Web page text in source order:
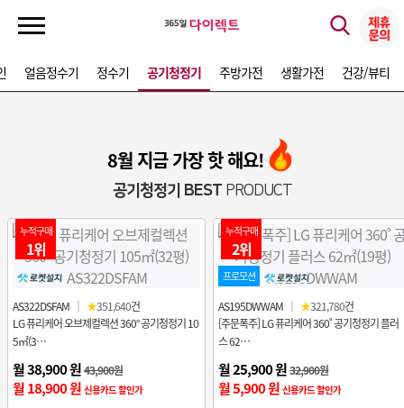
얼음정수기 정수기 공기청정기 주방가전 생활가전 건강/뷰티
8월 지금 가장 핫 해요!
공기청정기 BESTPRODUCT
누적구매
1위
AS322DSFAM ｜ ★351,640건
LG 퓨리케어 오브제컬렉션 360° 공기청정기 10
5㎡(3…
월 38,900 원 43,900원
월 18,900 원신용카드 할인가
누적구매
2위
프로모션
AS195DWWAM ｜ ★321,780건
[주문폭주] LG 퓨리케어 360˚ 공기청정기 플러
스 62…
월 25,900 원 32,900원
월 5,900 원신용카드 할인가